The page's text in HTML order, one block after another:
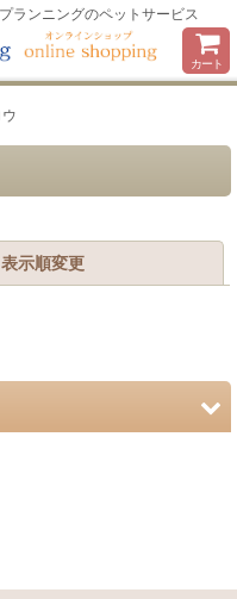
ランニングのペットサービス
カート
表示順変更